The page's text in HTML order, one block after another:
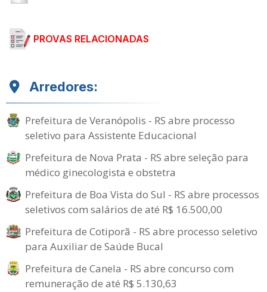
PROVAS RELACIONADAS
Arredores:
Prefeitura de Veranópolis - RS abre processo
seletivo para Assistente Educacional
Prefeitura de Nova Prata - RS abre seleção para
médico ginecologista e obstetra
Prefeitura de Boa Vista do Sul - RS abre processos
seletivos com salários de até R$ 16.500,00
Prefeitura de Cotiporã - RS abre processo seletivo
para Auxiliar de Saúde Bucal
Prefeitura de Canela - RS abre concurso com
remuneração de até R$ 5.130,63